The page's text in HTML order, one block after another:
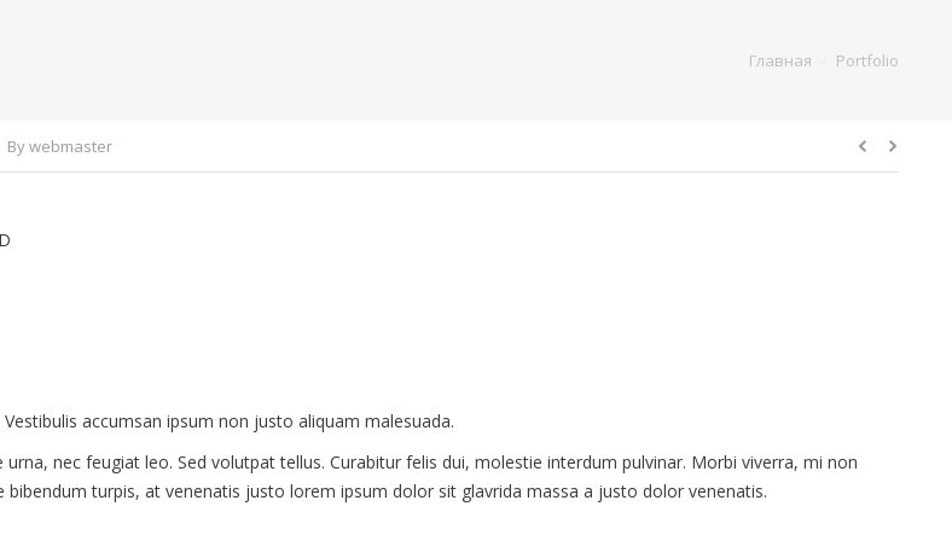
Главная Portfolio
Bywebmaster
accumsan ipsum non justo aliquam malesuada.
urna, nec feugiat leo. Sed volutpat tellus. Curabitur felis dui, molestie interdum pulvinar. Morbi viverra, mi non
bibendum turpis, at venenatis justo lorem ipsum dolor sit glavrida massa a justo dolor venenatis.